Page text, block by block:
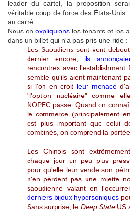
leader du cartel, la proposition
véritable coup de force des États-
au carré.
Nous enexpliquions les tenants et les
dans un billet qui n'a pas pris une ride :
Les Saoudiens sont vent
dernier encore, ils
rencontres avec l'establishment
semble qu'ils aient maintenant
si l'on en croit leur menace
"l'option nucléaire" comme
NOPEC passe. Quand on
le commerce (principalement
est plus important que celui
combinés, on comprend la portée
Les Chinois sont
chaque jour un peu plus
pour qu'elle leur vende son
n'en perdent pas une miette
saoudienne valant en
derniers bijoux hypersoniques
Sans surprise, le Deep StateUS